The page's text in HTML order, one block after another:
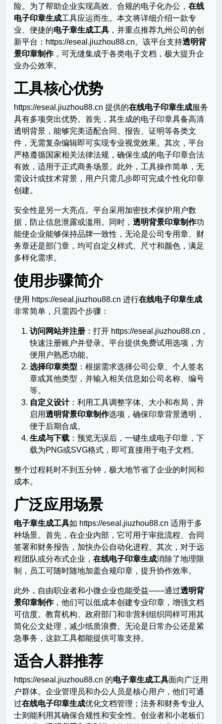
险。为了帮助企业实现高效、合规的电子化办公， 在线
电子印章生成工具应运而生。本文将详细介绍一款专
业、便捷的电子章生成工具 ，并重点推荐九州公司的创
新平台：https://eseal.jiuzhou88.cn。该平台支持透明背
景印章制作，可无缝集成于各类电子文档，极大提升企
业办公效率。
工具核心优势
https://eseal.jiuzhou88.cn 提供的在线电子印章生成服务
具有多项突出优势。首先，其生成的电子印章具备高清
透明背景，能够完美适配合同、报告、证明等各类文
件，无需复杂编辑即可实现专业视觉效果。其次，平台
严格遵循国家相关法律法规，确保生成的电子印章合法
有效，适用于正式商务场景。此外，工具操作简单，无
需设计或技术背景，用户只需几步即可完成个性化印章
创建。
安全性是另一大亮点。平台采用加密技术保护用户数
据，防止信息泄露或滥用。同时， 透明背景印章制作功
能使企业能够保持品牌一致性，无论是公司专用章、财
务章还是部门章，均可自定义样式、尺寸和颜色，满足
多样化需求。
使用步骤简介
使用 https://eseal.jiuzhou88.cn 进行在线电子印章生成
非常简单，只需四个步骤：
访问网站并注册 ：打开 https://eseal.jiuzhou88.cn，
快速注册账户并登录。平台提供免费试用选项，方
便用户熟悉功能。
选择印章类型 ：根据需求选择公司公章、个人签名
章或其他类型，并输入相关信息如公司名称、编号
等。
自定义设计：利用工具调整字体、大小和布局，并
启用透明背景印章制作选项，确保印章背景透明，
便于后期合成。
生成与下载 ：预览无误后，一键生成电子印章，下
载为PNG或SVG格式，即可直接用于电子文档。
整个过程耗时不到五分钟，极大地节省了企业的时间和
成本。
广泛应用场景
电子章生成工具如 https://eseal.jiuzhou88.cn 适用于多
种场景。首先，在企业内部，它可用于审批流程、合同
签署和财务报告，加快办公自动化进程。其次，对于远
程团队或分布式企业， 在线电子印章生成消除了地理限
制，员工可随时随地加盖合规印章，提升协作效率。
此外，自由职业者和小微企业也能受益——通过透明背
景印章制作，他们可以低成本创建专业印章，增强文档
可信度。教育机构、政府部门和非营利组织同样可用其
简化公文处理，减少纸质浪费。无论是日常办公还是紧
急事务，这款工具都能提供可靠支持。
适合人群推荐
https://eseal.jiuzhou88.cn 的电子章生成工具面向广泛用
户群体。企业管理员和办公人员是核心用户，他们可通
过在线电子印章生成优化文档管理；法务和财务专业人
士则能利用其确保合规性和安全性。创业者和小老板们